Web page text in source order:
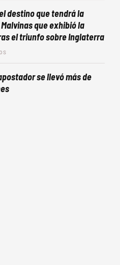
destino que tendrá la
que exhibió la
el triunfo sobre Inglaterra
se llevó más de